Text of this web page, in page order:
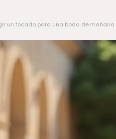
un tocado para una boda de